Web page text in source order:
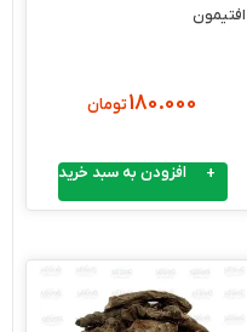
افتیمون
180.000تومان
افزودن به سبد خرید